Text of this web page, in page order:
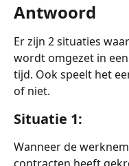
Antwoord
Er zijn 2 situaties
wordt omgezet in
tijd. Ook speelt het
of niet.
Situatie 1:
Wanneer de